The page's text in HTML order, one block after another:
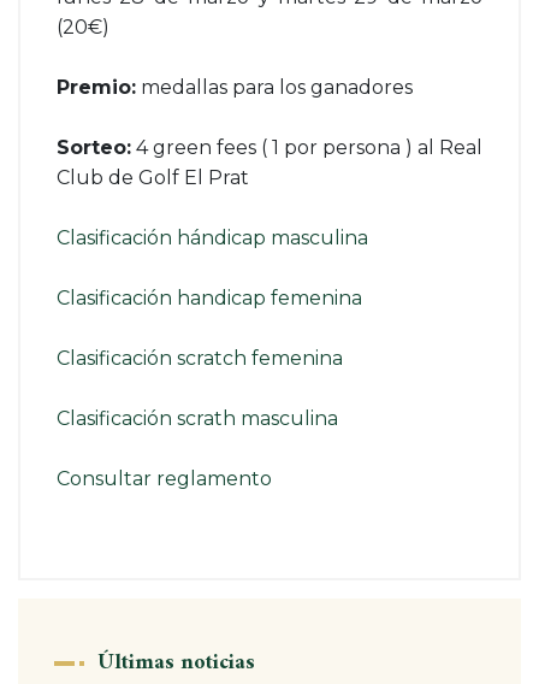
(20€)
Premio: medallas para los ganadores
Sorteo: 4 green fees ( 1 por persona ) al Real
Club de Golf El Prat
Clasificación hándicap masculina
Clasificación handicap femenina
Clasificación scratch femenina
Clasificación scrath masculina
Consultar reglamento
Últimas noticias